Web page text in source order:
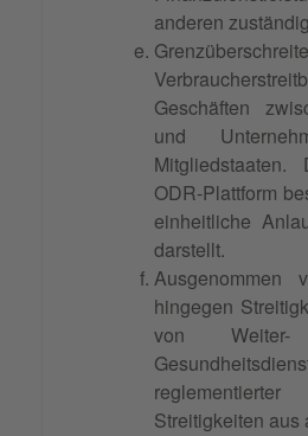
anderen
Geschäften
und
ODR-Plattform
einheitliche
darstellt.
Ausgenommen
hingegen
von Weiter-
Streitigkeiten